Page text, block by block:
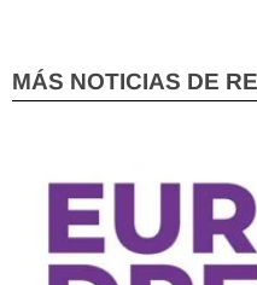
MÁS NOTICIAS DE